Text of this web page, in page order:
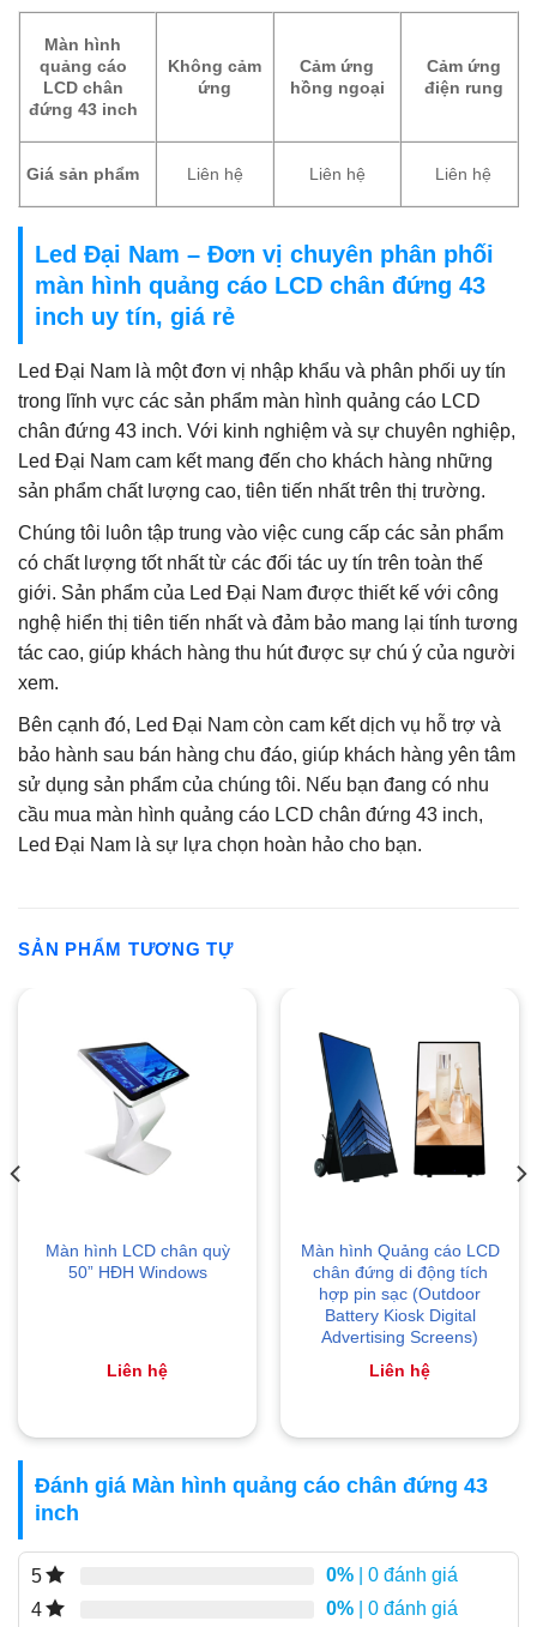
Màn hình
quảng cáo
LCD chân
đứng 43 inch
Không cảm
ứng
Cảm ứng
hồng ngoại
Cảm ứng
điện rung
Giá sản phẩm Liên hệ Liên hệ Liên hệ
Led Đại Nam – Đơn vị chuyên phân phối
màn hình quảng cáo LCD chân đứng 43
inch uy tín, giá rẻ
Led Đại Nam là một đơn vị nhập khẩu và phân phối uy tín
trong lĩnh vực các sản phẩm màn hình quảng cáo LCD
chân đứng 43 inch. Với kinh nghiệm và sự chuyên nghiệp,
Led Đại Nam cam kết mang đến cho khách hàng những
sản phẩm chất lượng cao, tiên tiến nhất trên thị trường.
Chúng tôi luôn tập trung vào việc cung cấp các sản phẩm
có chất lượng tốt nhất từ các đối tác uy tín trên toàn thế
giới. Sản phẩm của Led Đại Nam được thiết kế với công
nghệ hiển thị tiên tiến nhất và đảm bảo mang lại tính tương
tác cao, giúp khách hàng thu hút được sự chú ý của người
xem.
Bên cạnh đó, Led Đại Nam còn cam kết dịch vụ hỗ trợ và
bảo hành sau bán hàng chu đáo, giúp khách hàng yên tâm
sử dụng sản phẩm của chúng tôi. Nếu bạn đang có nhu
cầu mua màn hình quảng cáo LCD chân đứng 43 inch,
Led Đại Nam là sự lựa chọn hoàn hảo cho bạn.
SẢN PHẨM TƯƠNG TỰ
Màn hình LCD chân quỳ
50” HĐH Windows
Liên hệ
Màn hình Quảng cáo LCD
chân đứng di động tích
hợp pin sạc (Outdoor
Battery Kiosk Digital
Advertising Screens)
Liên hệ
Đánh giá Màn hình quảng cáo chân đứng 43
inch
5 0% | 0 đánh giá
4
0% | 0 đánh giá